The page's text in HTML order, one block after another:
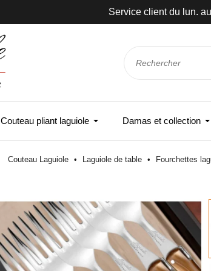
Service client du lun.
Couteau pliant laguiole Damas et collection
Couteau Laguiole Laguiole de table Fourchettes